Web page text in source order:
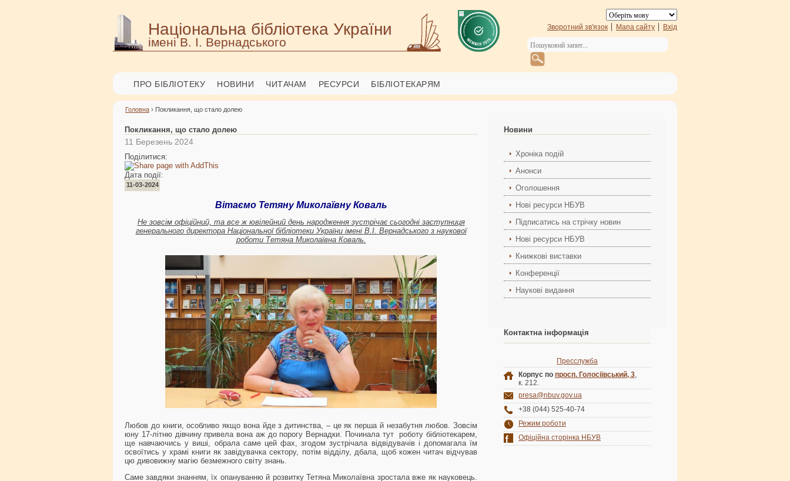
Національна бібліотека України
імені В. І. Вернадського
Зворотний зв'язок Мапа сайту Вхід
ПРО БІБЛІОТЕКУ НОВИНИ ЧИТАЧАМ РЕСУРСИ БІБЛІОТЕКАРЯМ
Головна › Покликання, що стало долею
Покликання, що стало долею
11 Березень 2024
Поділитися:
Дата події:
11-03-2024
Вітаємо Тетяну Миколаївну Коваль
Не зовсім офіційний, та все ж ювілейний день народження зустрічає сьогодні заступниця
генерального директора Національної бібліотеки України імені В.І. Вернадського з наукової
роботи Тетяна Миколаївна Коваль.
Любов до книги, особливо якщо вона йде з дитинства, – це як перша й незабутня любов. Зовсім
юну 17-літню дівчину привела вона аж до порогу Вернадки. Починала тут роботу бібліотекарем,
ще навчаючись у виші, обрала саме цей фах, згодом зустрічала відвідувачів і допомагала їм
освоїтись у храмі книги як завідувачка сектору, потім відділу, дбала, щоб кожен читач відчував
цю дивовижну магію безмежного світу знань.
Саме завдяки знанням, їх опануванню й розвитку Тетяна Миколаївна зростала вже як науковець.
Новини
Хроніка подій
Анонси
Оголошення
Нові ресурси НБУВ
Підписатись на стрічку новин
Нові ресурси НБУВ
Книжкові виставки
Конференції
Наукові видання
Контактна інформація
Пресслужба
Корпус по просп. Голосіївський, 3,
к. 212.
presa@nbuv.gov.ua
+38 (044) 525-40-74
Режим роботи
Офіційна сторінка НБУВ